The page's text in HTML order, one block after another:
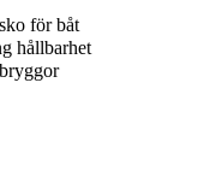
för båt
hållbarhet